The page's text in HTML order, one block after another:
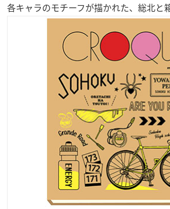
各キャラのモチーフが描かれた、総北と